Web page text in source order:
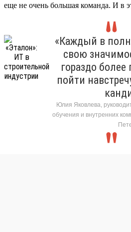
еще не очень большая команда. И в
«Каждый в
свою
гораздо
пойти
Юлия Яковлева,
обучения и внутренних